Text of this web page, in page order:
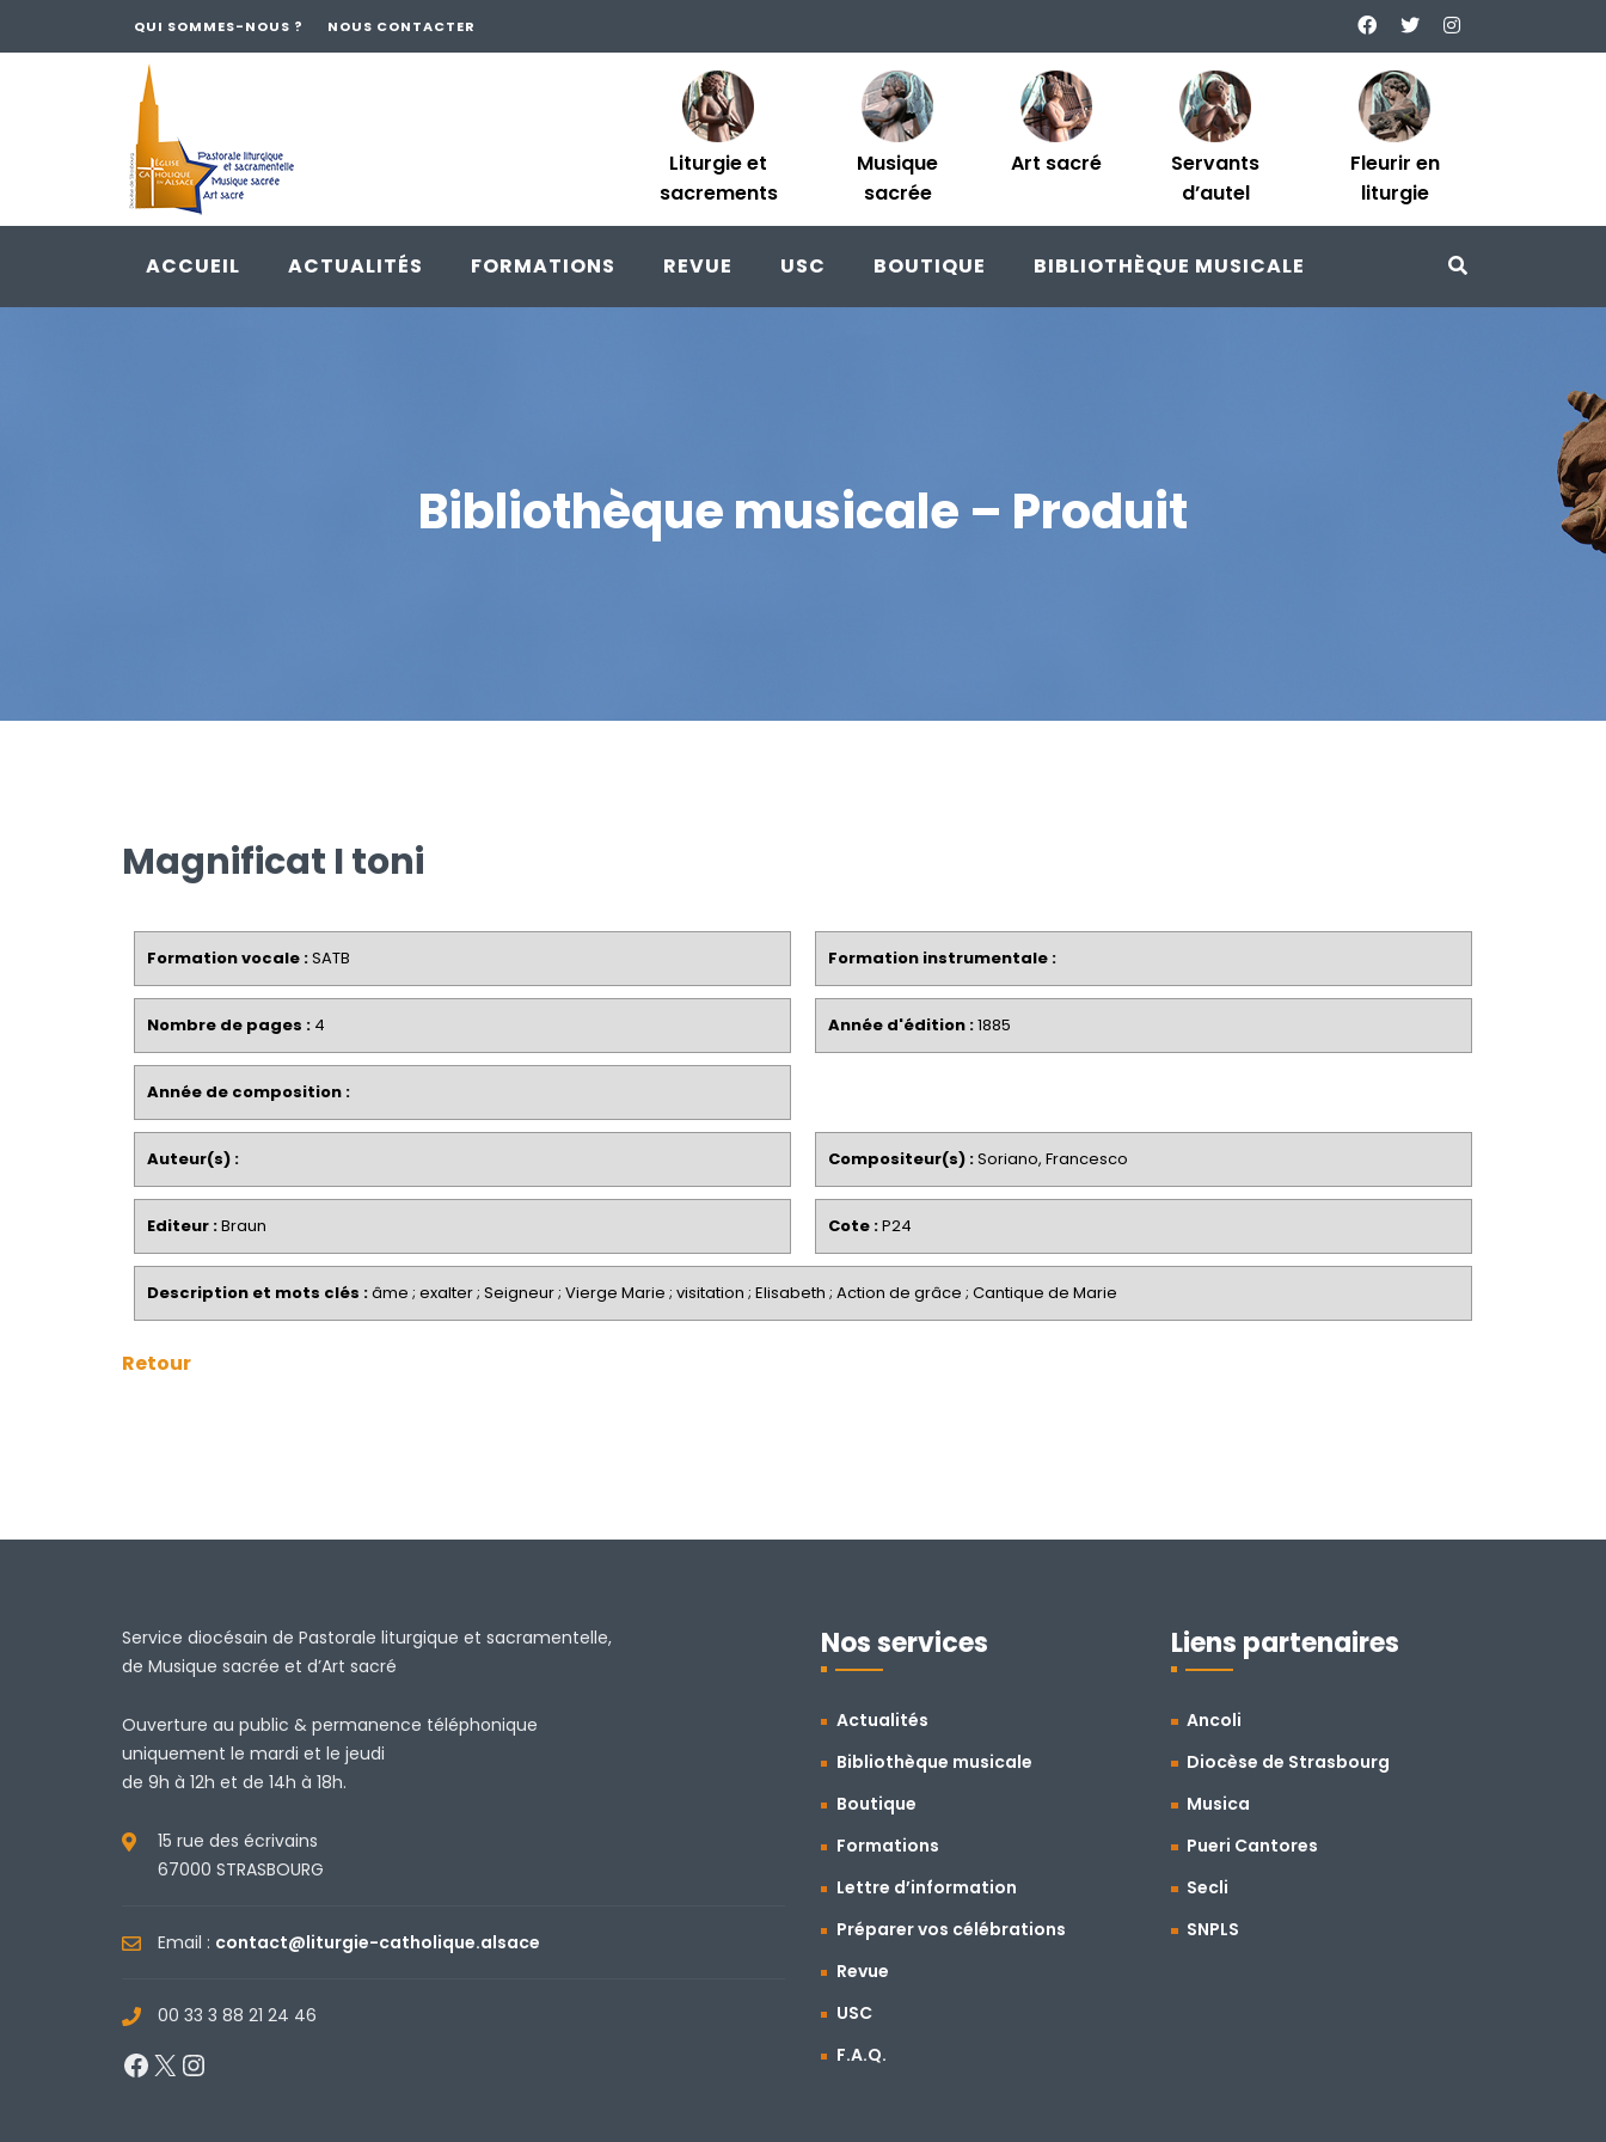
Skip
QUI SOMMES-NOUS ? NOUS CONTACTER
Liturgie et
sacrements
Musique
sacrée
Art sacré
Servants
d’autel
Fleurir en
liturgie
ACCUEIL ACTUALITÉS FORMATIONS REVUE USC BOUTIQUE BIBLIOTHÈQUE MUSICALE
Bibliothèque musicale – Produit
Magnificat I toni
Formation vocale :SATB Formation instrumentale :
Nombre de pages : 4 Année d'édition :1885
Année de composition :
Auteur(s) : Compositeur(s) :Soriano, Francesco
Editeur :Braun Cote :P24
Description et mots clés :âme ; exalter ; Seigneur ; Vierge Marie ; visitation ; Elisabeth ; Action de grâce ; Cantique de Marie
Retour
Service diocésain de Pastorale liturgique et sacramentelle,
de Musique sacrée et d’Art sacré
Ouverture au public & permanence téléphonique
uniquement le mardi et le jeudi
de 9h à 12h et de 14h à 18h.
15 rue des écrivains
67000 STRASBOURG
Email : contact@liturgie-catholique.alsace
00 33 3 88 21 24 46
Facebook
X
Nos services
Actualités
Bibliothèque musicale
Boutique
Formations
Lettre d’information
Préparer vos célébrations
Revue
USC
F.A.Q.
Liens partenaires
Ancoli
Diocèse de Strasbourg
Musica
Pueri Cantores
Secli
SNPLS